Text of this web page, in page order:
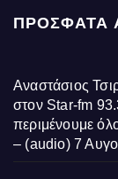
ΠΡΌΣΦΑΤΑ
Αναστάσιος
στον Star-fm
περιμένουμε
– (audio) 7